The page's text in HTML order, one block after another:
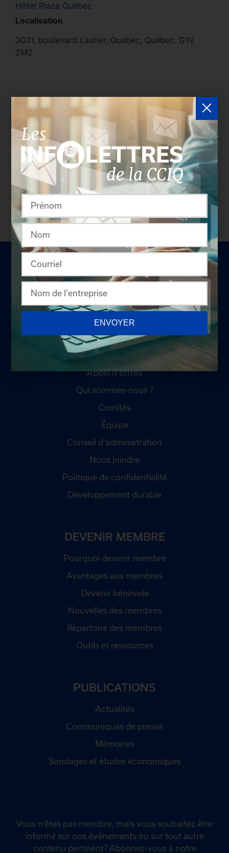
Hôtel Plaza Québec
Localisation
3031, boulevard Laurier, Québec, Québec, G1V
2M2
Délégués de l'entreprise
Les entreprises membres peuvent bénéficier d’une
version plus détaillée du répertoire via leur espace
sécurisé.Connectez-vousafin de consulter le
profil complet des entreprises incluant les
coordonnées des délégués inscrits. Vous n'êtes
devenez membre!
LA CHAMBRE
Offres d'emploi
Appel d'offres
Qui sommes-nous ?
Comités
Équipe
Conseil d'administration
Nous joindre
Politique de confidentialité
Développement durable
DEVENIR MEMBRE
Pourquoi devenir membre
Avantages aux membres
Devenir bénévole
Nouvelles des membres
Répertoire des membres
Outils et ressources
PUBLICATIONS
Actualités
Communiqués de presse
Mémoires
Sondages et études économiques
Vous n’êtes pas membre, mais vous souhaitez être
informé sur nos événements ou sur tout autre
contenu pertinent? Abonnez-vous à notre
ENVOYER